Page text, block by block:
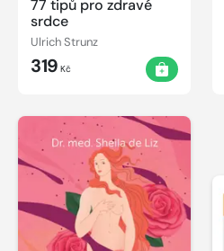
77 tipů pro zdravé
srdce
Ulrich Strunz
319 Kč